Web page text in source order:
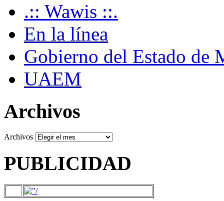
.:: Wawis ::.
En la línea
Gobierno del Estado de
UAEM
Archivos
Archivos
PUBLICIDAD